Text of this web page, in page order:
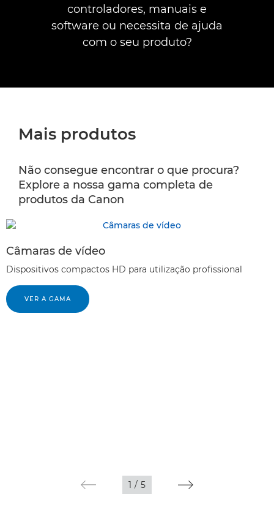
controladores, manuais e
software ou necessita de ajuda
com o seu produto?
Mais produtos
Não consegue encontrar o que procura?
Explore a nossa gama completa de
produtos da Canon
Câmaras de vídeo
Dispositivos compactos HD para utilização profissional
VER A GAMA
1 / 5